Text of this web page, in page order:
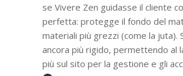
se Vivere Zen guidasse il cliente
perfetta: protegge il fondo del
materiali più grezzi (come la juta).
ancora più rigido, permettendo al
più sul sito per la gestione e gli